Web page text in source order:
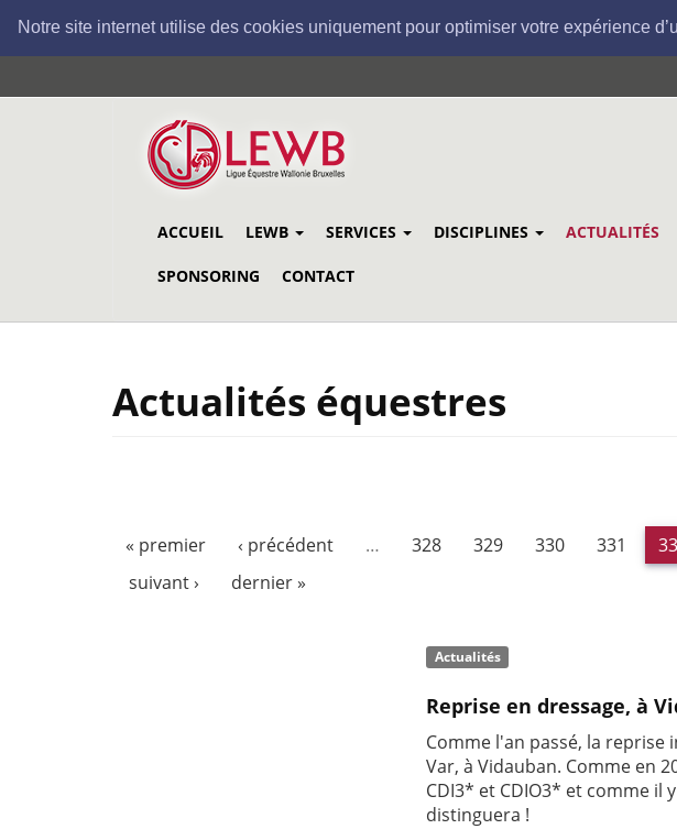
Notre site internet utilise des cookies uniquement pour optimiser votre expérience
au
ACCUEIL LEWB SERVICES DISCIPLINES ACTUALITÉS
SPONSORING CONTACT
Actualités équestres
« premier ‹ précédent … 328 329 330 331
suivant ›
dernier »
Actualités
Reprise en dressage, à
Comme l'an passé, la
Var, à Vidauban. Comme en
CDI3* et CDIO3* et comme il
distinguera !